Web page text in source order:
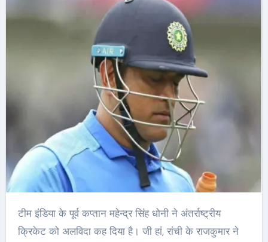
टीम इंडिया के पूर्व कप्तान महेन्द्र सिंह धोनी ने अंतर्राष्ट्रीय
क्रिकेट को अलविदा कह दिया है। जी हां, रांची के राजकुमार ने